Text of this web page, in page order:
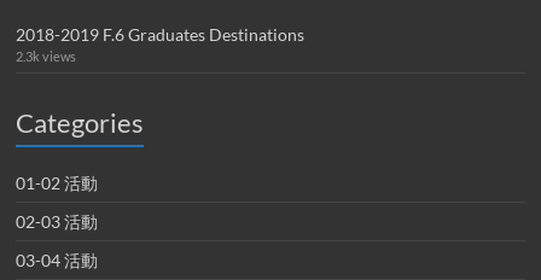
2018-2019 F.6 Graduates Destinations
2.3k views
Categories
01-02 活動
02-03 活動
03-04 活動